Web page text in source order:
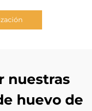
nuestras
huevo de